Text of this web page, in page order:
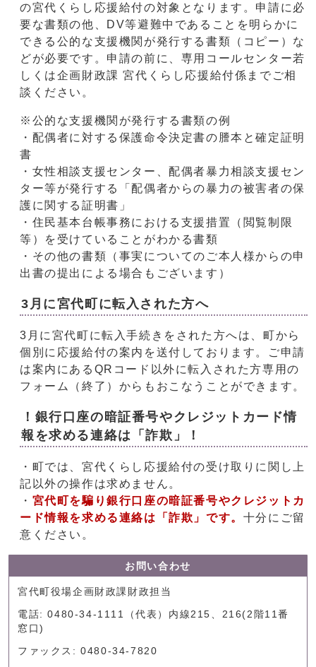
の宮代くらし応援給付の対象となります。申請に必
要な書類の他、DV等避難中であることを明らかに
できる公的な支援機関が発行する書類（コピー）な
どが必要です。申請の前に、専用コールセンター若
しくは企画財政課 宮代くらし応援給付係までご相
談ください。
※公的な支援機関が発行する書類の例
・配偶者に対する保護命令決定書の謄本と確定証明
書
・女性相談支援センター、配偶者暴力相談支援セン
ター等が発行する「配偶者からの暴力の被害者の保
護に関する証明書」
・住民基本台帳事務における支援措置（閲覧制限
等）を受けていることがわかる書類
・その他の書類（事実についてのご本人様からの申
出書の提出による場合もございます）
3月に宮代町に転入された方へ
3月に宮代町に転入手続きをされた方へは、町から
個別に応援給付の案内を送付しております。ご申請
は案内にあるQRコード以外に転入された方専用の
フォーム（終了）からもおこなうことができます。
！銀行口座の暗証番号やクレジットカード情
報を求める連絡は「詐欺」！
・町では、宮代くらし応援給付の受け取りに関し上
記以外の操作は求めません。
・ 宮代町を騙り銀行口座の暗証番号やクレジットカ
ード情報を求める連絡は「詐欺」です。 十分にご留
意ください。
お問い合わせ
宮代町役場企画財政課財政担当
電話: 0480-34-1111（代表）内線215、216(2階11番
窓口)
ファックス: 0480-34-7820